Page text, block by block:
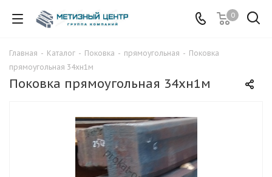
0
Главная - Каталог - Поковка - прямоугольная - Поковка
прямоугольная 34хн1м
Поковка прямоугольная 34хн1м